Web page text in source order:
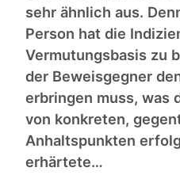
sehr ähnlich aus.
Person hat die
Vermutungsbasis zu
der Beweisgegner
erbringen muss, was
von konkreten,
Anhaltspunkten
erhärtete…